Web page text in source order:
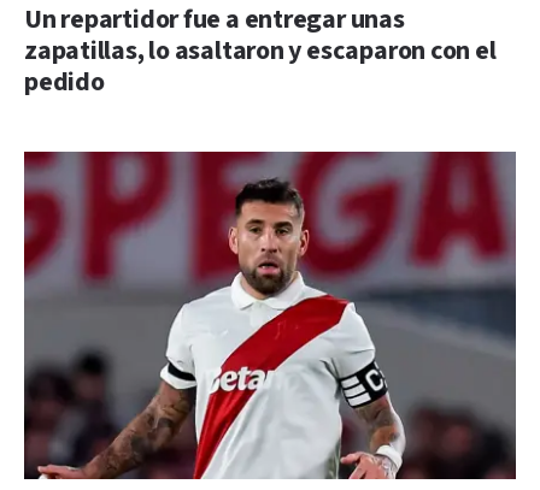
Un repartidor fue a entregar unas
zapatillas, lo asaltaron y escaparon con el
pedido